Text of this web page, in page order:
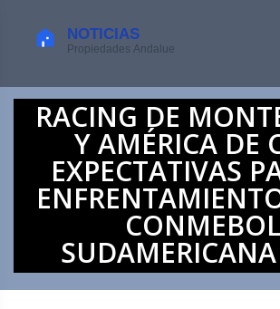
RACING DE
Y AMÉRICA DE
EXPECTATIVAS
CONMEBOL